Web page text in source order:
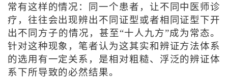
常有这样的情况：同一个患者，让不同中医师诊
疗，往往会出现辨出不同证型或者相同证型下开
出不同方子的情况，甚至“十人九方”成为常态。
针对这种现象，笔者认为这其实和辨证方法体系
的选用有一定关系，是相对粗糙、浮泛的辨证体
系下所导致的必然结果。